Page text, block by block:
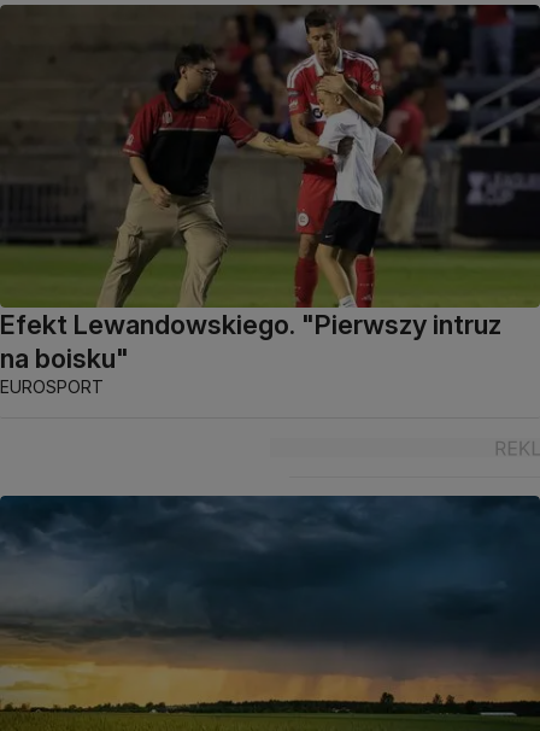
Efekt Lewandowskiego. "Pierwszy intruz
na boisku"
EUROSPORT